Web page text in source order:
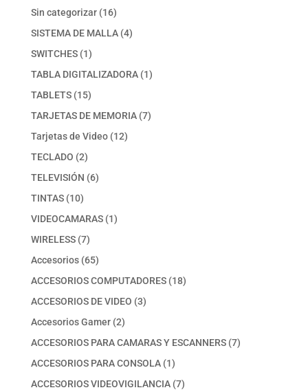
productos
Sin categorizar 1616
productos
SISTEMA DE MALLA 44
SWITCHES 11
producto
TABLA DIGITALIZADORA 11
TABLETS 1515
productos
TARJETAS DE MEMORIA 77
Tarjetas de Video 1212
TECLADO 22
productos
TELEVISIÓN 66
TINTAS 1010
productos
VIDEOCAMARAS 11
WIRELESS 77
productos
Accesorios 6565
productos
ACCESORIOS COMPUTADORES 1818
ACCESORIOS DE VIDEO 33
Accesorios Gamer 22
productos
ACCESORIOS PARA CAMARAS Y ESCANNERS 77
ACCESORIOS PARA CONSOLA 11
producto
ACCESORIOS VIDEOVIGILANCIA 77